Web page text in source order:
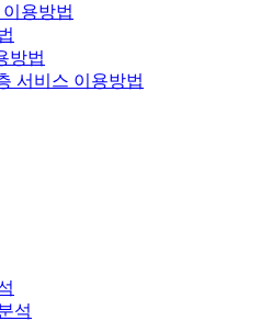
용방법
방법
서비스 이용방법
석